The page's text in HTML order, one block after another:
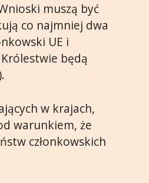
muszą być
co najmniej dwa
UE i
będą
w krajach,
warunkiem, że
członkowskich